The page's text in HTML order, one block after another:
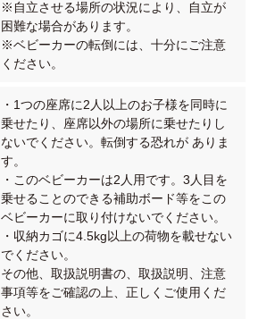
※自立させる場所の状況により、自立が
困難な場合があります。
※ベビーカーの転倒には、十分にご注意
ください。
・1つの座席に2人以上のお子様を同時に
乗せたり、座席以外の場所に乗せたりし
ないでください。転倒する恐れが ありま
す。
・このベビーカーは2人用です。3人目を
乗せることのできる補助ボード等をこの
ベビーカーに取り付けないでください。
・収納カゴに4.5kg以上の荷物を載せない
でください。
その他、取扱説明書の、取扱説明、注意
事項等をご確認の上、正しくご使用くだ
さい。